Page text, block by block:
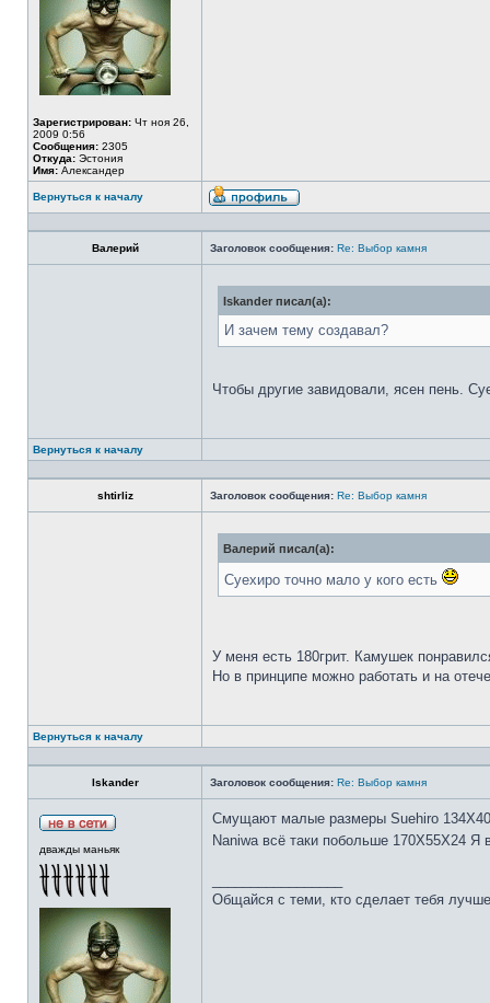
Зарегистрирован: Чт ноя 26,
2009 0:56
Сообщения: 2305
Откуда: Эстония
Имя: Александер
Вернуться к началу
Валерий Заголовок сообщения: Re: Выбор камня
Iskander писал(а):
И зачем тему создавал?
Чтобы другие завидовали, ясен пень.
Вернуться к началу
shtirliz Заголовок сообщения: Re: Выбор камня
Валерий писал(а):
Суехиро точно мало у кого есть
У меня есть 180грит. Камушек
Но в принципе можно работать и на
Вернуться к началу
Iskander Заголовок сообщения: Re: Выбор камня
дважды маньяк
Смущают малые размеры Suehiro
Naniwa всё таки побольше 170Х55Х24 Я
Общайся с теми, кто сделает тебя